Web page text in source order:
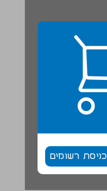
כניסת רשומים